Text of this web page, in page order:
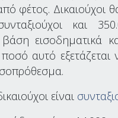
φέτος. Δικαιούχοι
και
εισοδηματικά
ποσό αυτό εξετάζεται
είναι